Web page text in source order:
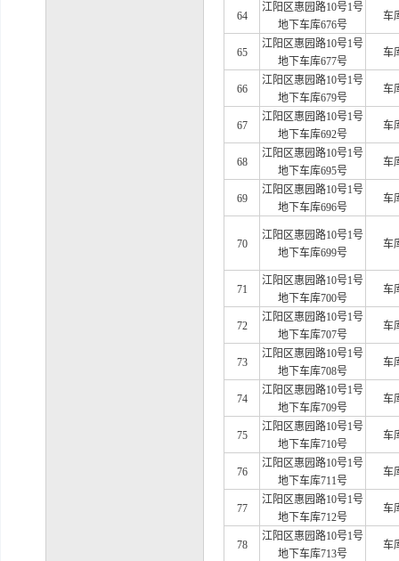
64
江阳区惠园路10号1号
地下车库676号
车
65
江阳区惠园路10号1号
地下车库677号
车
66
江阳区惠园路10号1号
地下车库679号
车
67
江阳区惠园路10号1号
地下车库692号
车
68
江阳区惠园路10号1号
地下车库695号
车
69
江阳区惠园路10号1号
地下车库696号
车
70
江阳区惠园路10号1号
地下车库699号
车
71
江阳区惠园路10号1号
地下车库700号
车
72
江阳区惠园路10号1号
地下车库707号
车
73
江阳区惠园路10号1号
地下车库708号
车
74
江阳区惠园路10号1号
地下车库709号
车
75
江阳区惠园路10号1号
地下车库710号
车
76
江阳区惠园路10号1号
地下车库711号
车
77
江阳区惠园路10号1号
地下车库712号
车
78
江阳区惠园路10号1号
地下车库713号
车